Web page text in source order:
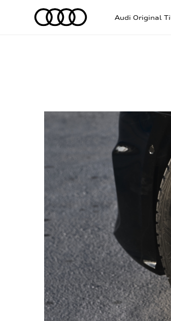
Audi Original